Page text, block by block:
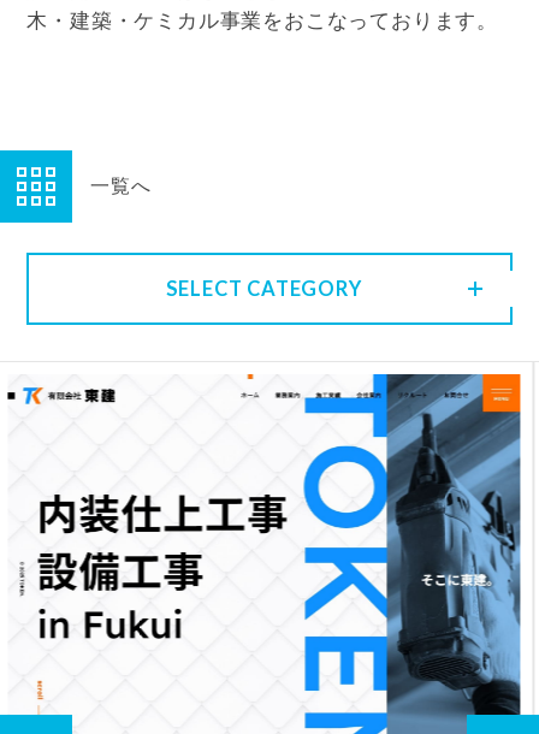
木・建築・ケミカル事業をおこなっております。
一覧へ
SELECT CATEGORY